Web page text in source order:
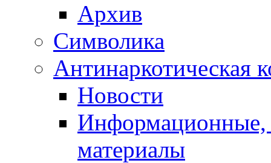
Архив
Символика
Антинаркотическая
Новости
Информационные,
материалы